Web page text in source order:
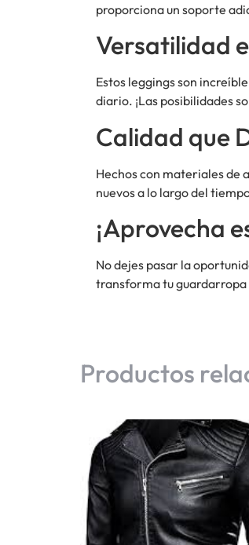
proporciona un soporte
Versatilidad
Estos leggings son
diario. ¡Las posibilidades
Calidad que
Hechos con materiales de
nuevos a lo largo del
¡Aprovecha
No dejes pasar la
transforma tu guardarropa
Productos